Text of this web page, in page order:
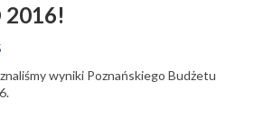
2016!
wyniki Poznańskiego Budżetu